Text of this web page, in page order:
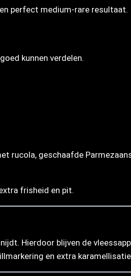
perfect medium-rare resultaat.
kunnen verdelen.
rucola, geschaafde
frisheid en pit.
Hierdoor blijven de
en extra